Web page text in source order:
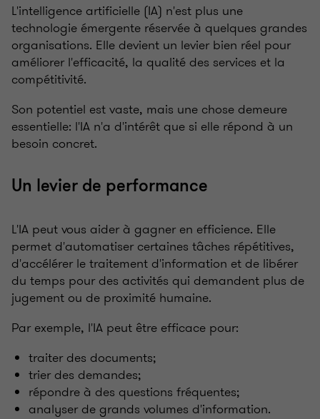
L'intelligence artificielle (IA) n'est plus une
technologie émergente réservée à quelques grandes
organisations. Elle devient un levier bien réel pour
améliorer l'efficacité, la qualité des services et la
compétitivité.
Son potentiel est vaste, mais une chose demeure
essentielle: l'IA n'a d'intérêt que si elle répond à un
besoin concret.
Un levier de performance
L'IA peut vous aider à gagner en efficience. Elle
permet d'automatiser certaines tâches répétitives,
d'accélérer le traitement d'information et de libérer
du temps pour des activités qui demandent plus de
jugement ou de proximité humaine.
Par exemple, l'IA peut être efficace pour:
traiter des documents;
trier des demandes;
répondre à des questions fréquentes;
analyser de grands volumes d'information.